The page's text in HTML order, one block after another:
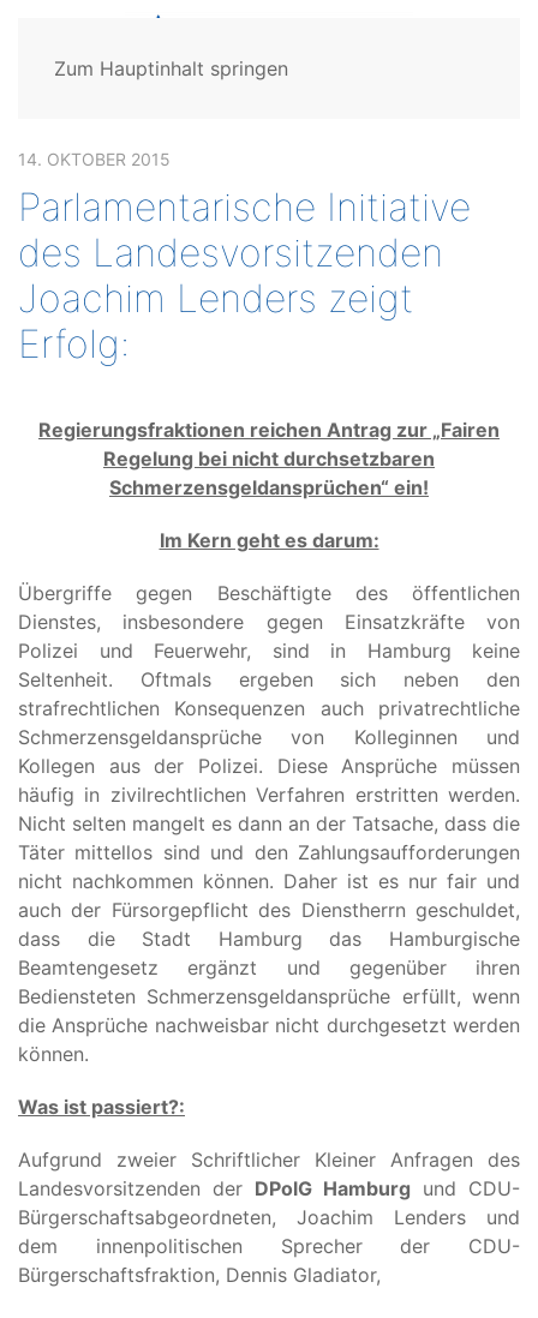
Zum Hauptinhalt springen
14. OKTOBER 2015
Parlamentarische Initiative
des Landesvorsitzenden
Joachim Lenders zeigt
Erfolg:
Regierungsfraktionen reichen Antrag zur „Fairen
Regelung bei nicht durchsetzbaren
Schmerzensgeldansprüchen“ ein!
Im Kern geht es darum:
Übergriffe gegen Beschäftigte des öffentlichen
Dienstes, insbesondere gegen Einsatzkräfte von
Polizei und Feuerwehr, sind in Hamburg keine
Seltenheit. Oftmals ergeben sich neben den
strafrechtlichen Konsequenzen auch privatrechtliche
Schmerzensgeldansprüche von Kolleginnen und
Kollegen aus der Polizei. Diese Ansprüche müssen
häufig in zivilrechtlichen Verfahren erstritten werden.
Nicht selten mangelt es dann an der Tatsache, dass die
Täter mittellos sind und den Zahlungsaufforderungen
nicht nachkommen können. Daher ist es nur fair und
auch der Fürsorgepflicht des Dienstherrn geschuldet,
dass die Stadt Hamburg das Hamburgische
Beamtengesetz ergänzt und gegenüber ihren
Bediensteten Schmerzensgeldansprüche erfüllt, wenn
die Ansprüche nachweisbar nicht durchgesetzt werden
können.
Was ist passiert?:
Aufgrund zweier Schriftlicher Kleiner Anfragen des
Landesvorsitzenden der DPolG Hamburg und CDU-
Bürgerschaftsabgeordneten, Joachim Lenders und
dem innenpolitischen Sprecher der CDU-
Bürgerschaftsfraktion, Dennis Gladiator,